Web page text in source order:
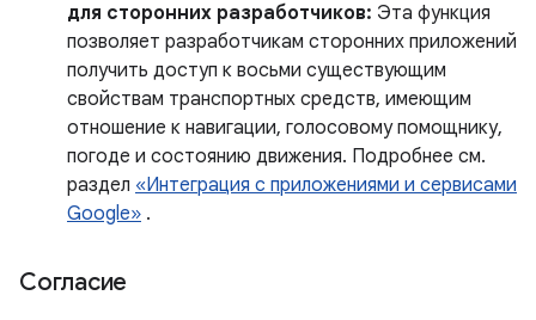
для сторонних разработчиков: Эта функция
позволяет разработчикам сторонних приложений
получить доступ к восьми существующим
свойствам транспортных средств, имеющим
отношение к навигации, голосовому помощнику,
погоде и состоянию движения. Подробнее см.
раздел «Интеграция с приложениями и сервисами
Google» .
Согласие